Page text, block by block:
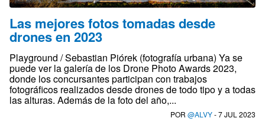
Las mejores fotos tomadas desde
drones en 2023
Playground / Sebastian Piórek (fotografía urbana) Ya se
puede ver la galería de los Drone Photo Awards 2023,
donde los concursantes participan con trabajos
fotográficos realizados desde drones de todo tipo y a todas
las alturas. Además de la foto del año,...
POR @ALVY- 7 JUL 2023